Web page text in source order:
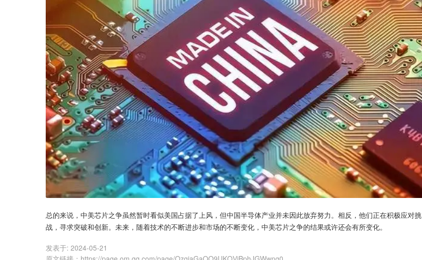
总的来说，中美芯片之争虽然暂时看似美国占据了上风，但中国半导体产业并未因此放弃努力。相反，他们正在积极应对挑
战，寻求突破和创新。未来，随着技术的不断进步和市场的不断变化，中美芯片之争的结果或许还会有所变化。
发表于: 2024-05-21